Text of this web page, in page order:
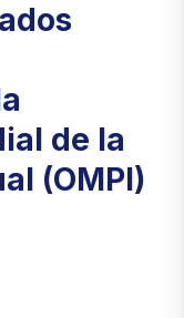
de la
(OMPI)